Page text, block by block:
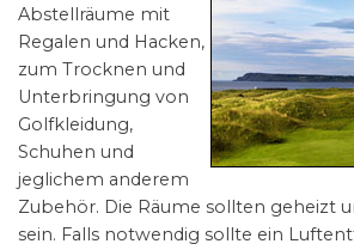
Abstellräume mit
Regalen und Hacken,
zum Trocknen und
Unterbringung von
Golfkleidung,
Schuhen und
jeglichem anderem
Zubehör. Die Räume sollten geheizt
sein. Falls notwendig sollte ein